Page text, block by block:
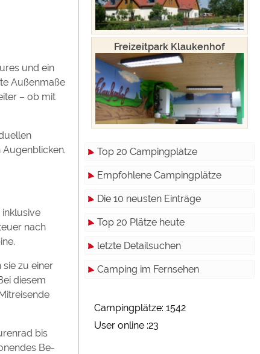
und ein
Außenmaße
– ob mit
nach
sie zu einer
diesem
bis
Be-
Freizeitpark Klaukenhof
Top 20 Campingplätze
Empfohlene Campingplätze
Die 10 neusten Einträge
Top 20 Plätze heute
letzte Detailsuchen
Camping im Fernsehen
Campingplätze: 1542
User online :23